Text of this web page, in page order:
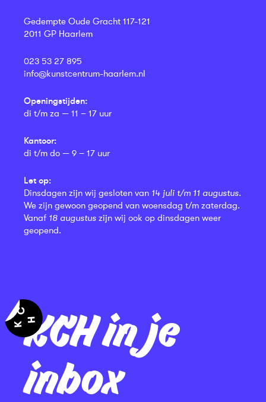
KCH in je
inbox
Gedempte Oude Gracht 117-121
2011 GP Haarlem
023 53 27 895
info@kunstcentrum-haarlem.nl
Openingstijden:
di t/m za — 11 – 17 uur
Kantoor:
di t/m do — 9 – 17 uur
Let op:
Dinsdagen zijn wij gesloten van 14 juli t/m 11 augustus.
We zijn gewoon geopend van woensdag t/m zaterdag.
Vanaf 18 augustus zijn wij ook op dinsdagen weer
geopend.